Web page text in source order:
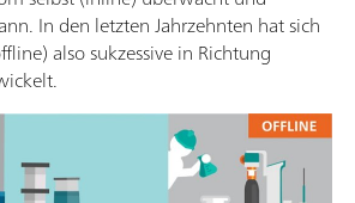
In den letzten Jahrzehnten hat sich
also sukzessive in Richtung